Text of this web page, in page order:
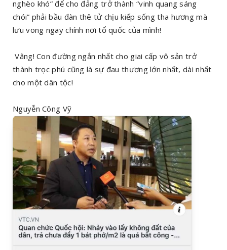
nghèo khó” để cho đảng trở thành “vinh quang sáng
chói” phải bầu đàn thê tử chịu kiếp sống tha hương mà
lưu vong ngay chính nơi tổ quốc của mình!
Vâng! Con đường ngắn nhất cho giai cấp vô sản trở
thành trọc phú cũng là sự đau thương lớn nhất, dài nhất
cho một dân tộc!
Nguyễn Công Vỹ